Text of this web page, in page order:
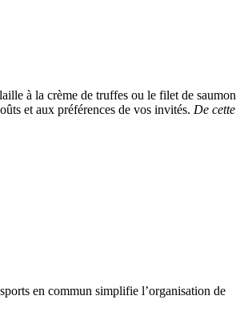
à la crème de truffes ou le filet de saumon
et aux préférences de vos invités. De cette
en commun simplifie l’organisation de